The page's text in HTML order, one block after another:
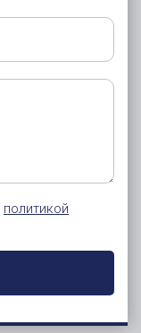
политикой